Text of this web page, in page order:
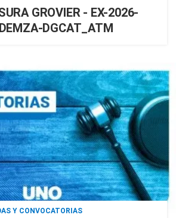
GROVIER - EX-2026-
DGCAT_ATM
Y CONVOCATORIAS